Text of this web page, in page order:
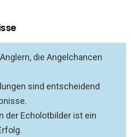
die Angelchancen
sind entscheidend
der Echolotbilder ist ein